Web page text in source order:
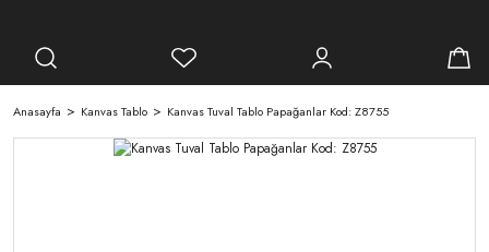
Anasayfa Kanvas Tablo Kanvas Tuval Tablo Papağanlar Kod: Z8755